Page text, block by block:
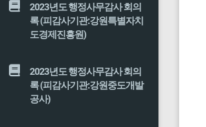
2023년도 행정사무감사 회의
록 (피감사기관:강원특별자치
도경제진흥원)
2023년도 행정사무감사 회의
록 (피감사기관:강원중도개발
공사)